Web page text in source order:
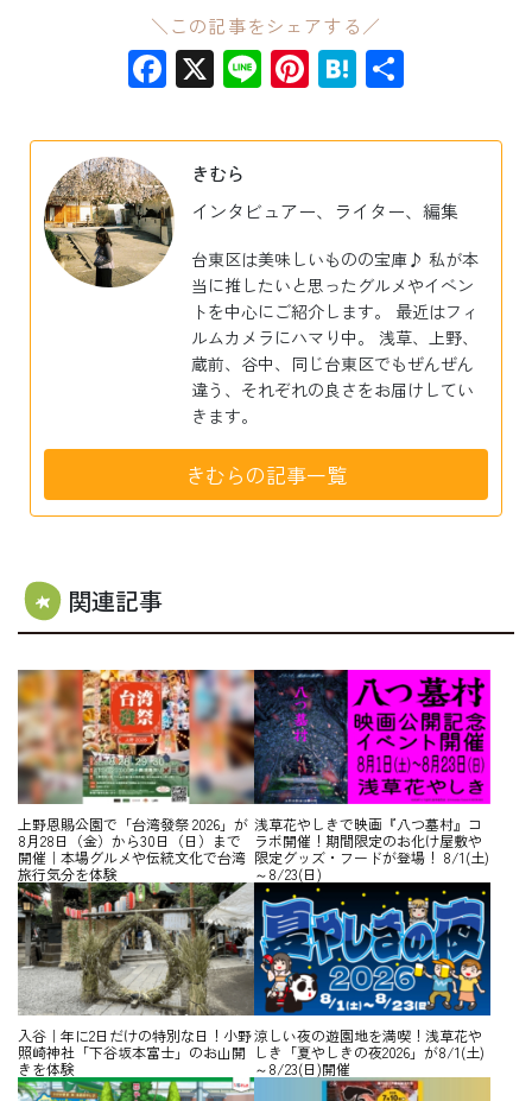
＼この記事をシェアする／
Facebook
X LinePinterest
Hatena
きむら
インタビュアー、ライター、編集
台東区は美味しいものの宝庫♪ 私が本
当に推したいと思ったグルメやイベン
トを中心にご紹介します。 最近はフィ
ルムカメラにハマり中。 浅草、上野、
蔵前、谷中、同じ台東区でもぜんぜん
違う、それぞれの良さをお届けしてい
きます。
きむらの記事一覧
関連記事
上野恩賜公園で「台湾發祭 2026」が
8月28日（金）から30日（日）まで
開催｜本場グルメや伝統文化で台湾
旅行気分を体験
浅草花やしきで映画『八つ墓村』コ
ラボ開催！期間限定のお化け屋敷や
限定グッズ・フードが登場！ 8/1(土)
～8/23(日)
入谷｜年に2日だけの特別な日！小野
照崎神社「下谷坂本富士」のお山開
きを体験
涼しい夜の遊園地を満喫！浅草花や
しき「夏やしきの夜2026」が8/1(土)
～8/23(日)開催